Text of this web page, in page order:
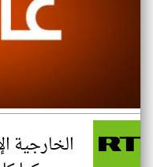
الخارجية